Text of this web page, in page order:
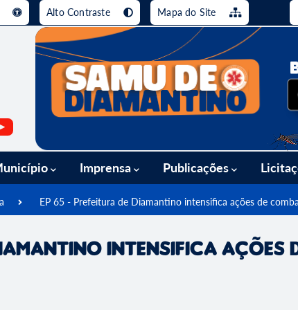
[alt+3] Ir para o rodapé [alt+4]
Alto Contraste Mapa do Site
Imprensa Publicações
EP 65 - Prefeitura de Diamantino intensifica ações de
intensifica ações